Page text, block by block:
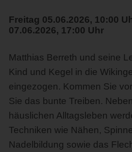
Freitag 05.06.2026, 10:00
07.06.2026, 17:00 Uhr
Matthias Berreth und seine
Kind und Kegel in die
eingezogen. Kommen Sie
Sie das bunte Treiben.
häuslichen Alltagsleben
Techniken wie Nähen,
Nadelbildung sowie das